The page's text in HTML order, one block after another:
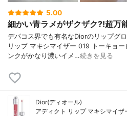
5.00
細かい青ラメがザクザク⁈超万
デパコス界でも有名なDiorのリップグ
リップ マキシマイザー 019 トーキョ
ンクがかなり濃いイメ…続きを見る
Dior(ディオール)
アディクト リップ マキシマイザ